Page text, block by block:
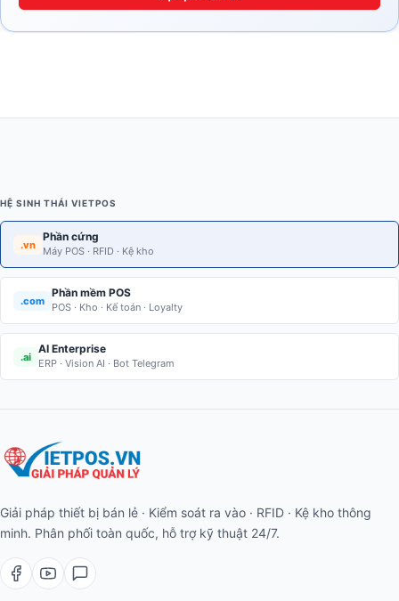
HỆ SINH THÁI VIETPOS
.vn
Phần cứng
Máy POS · RFID · Kệ kho
.com
Phần mềm POS
POS · Kho · Kế toán · Loyalty
.ai
AI Enterprise
ERP · Vision AI · Bot Telegram
Giải pháp thiết bị bán lẻ · Kiểm soát ra vào · RFID · Kệ kho thông
minh. Phân phối toàn quốc, hỗ trợ kỹ thuật 24/7.